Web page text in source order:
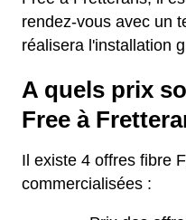
rendez-vous avec un
réalisera l'installation
A quels prix
Free à
Il existe 4 offres fibre
commercialisées :